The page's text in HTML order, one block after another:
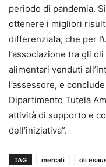
periodo di pandemia.
ottenere i migliori
differenziata, che per
l’associazione tra gli
alimentari venduti
l’assessore, e
Dipartimento Tutela
attività di supporto e
dell’iniziativa”.
TAG mercati oli